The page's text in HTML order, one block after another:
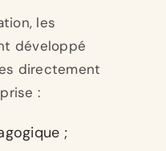
les
développé
directement
:
;